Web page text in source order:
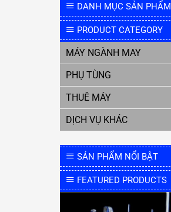
DANH MỤC SẢN PHẨM
PRODUCT CATEGORY
MÁY NGÀNH MAY
PHỤ TÙNG
THUÊ MÁY
DỊCH VỤ KHÁC
SẢN PHẨM NỔI BẬT
FEATURED PRODUCTS